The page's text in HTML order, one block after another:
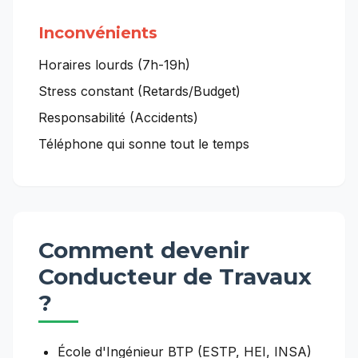
Inconvénients
Horaires lourds (7h-19h)
Stress constant (Retards/Budget)
Responsabilité (Accidents)
Téléphone qui sonne tout le temps
Comment devenir
Conducteur de Travaux
?
École d'Ingénieur BTP (ESTP, HEI, INSA)